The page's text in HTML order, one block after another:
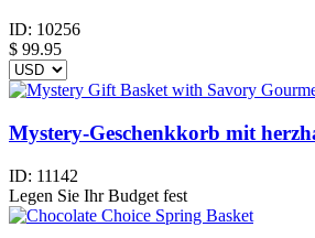
ID: 10256
$ 99.95
Mystery-Geschenkkorb mit
ID: 11142
Legen Sie Ihr Budget fest